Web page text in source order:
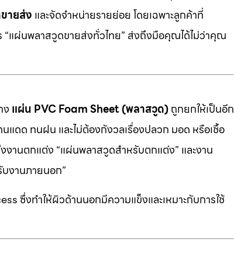
ายส่ง และจัดจำหน่ายรายย่อย โดยเฉพาะลูกค้าที่
แผ่นพลาสวูดขายส่งทั่วไทย” ส่งถึงมือคุณได้ไม่ว่าคุณ
แผ่น PVC Foam Sheet (พลาสวูด)ถูกยกให้เป็นอีก
ดด ทนฝน และไม่ต้องกังวลเรื่องปลวก มอด หรือเชื้อ
งานตกแต่ง “แผ่นพลาสวูดสำหรับตกแต่ง” และงาน
บงานภายนอก”
ซึ่งทำให้ผิวด้านนอกมีความแข็งและเหมาะกับการใช้